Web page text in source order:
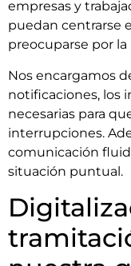
empresas y
puedan centrarse
preocuparse por la
Nos encargamos
notificaciones, los
necesarias para
interrupciones.
comunicación
situación puntual.